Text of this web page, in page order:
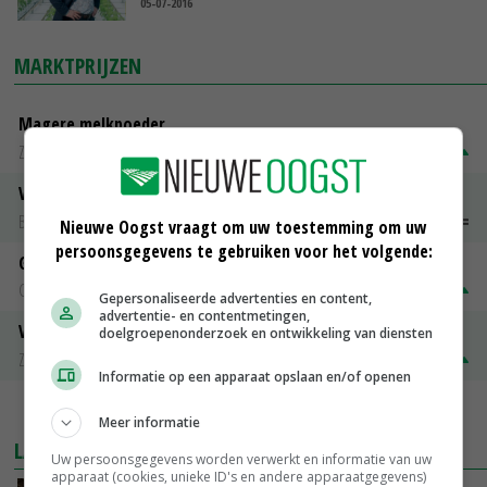
MARKTPRIJZEN
Magere melkpoeder
Zuivel NL
Vleeskuikens 2001-2600 gr
Barneveld
€ 1,09~ € 1,11
Gerst
Groningen
€ 197,00
Volle melkpoeder
Zuivel NL
LAATSTE NIEUWS
Nieuwe Oogst vraagt om uw toestemming om uw
persoonsgegevens te gebruiken voor het volgende:
Gepersonaliseerde advertenties en content,
advertentie- en contentmetingen,
doelgroepenonderzoek en ontwikkeling van diensten
Informatie op een apparaat opslaan en/of openen
Meer informatie
Uw persoonsgegevens worden verwerkt en informatie van uw
apparaat (cookies, unieke ID's en andere apparaatgegevens)